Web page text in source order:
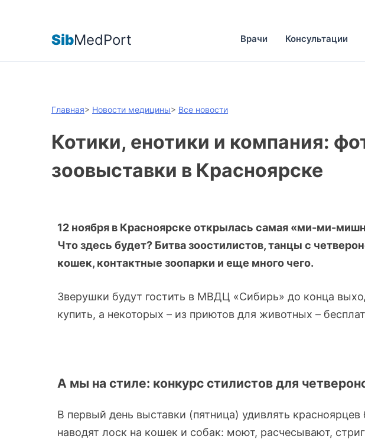
SibMedPort Врачи Консультации
Главная> Новости медицины> Все новости
Котики, енотики и компания:
зоовыставки в Красноярске
12 ноября в Красноярске открылась самая «ми-ми-
Что здесь будет? Битва зоостилистов, танцы с
кошек, контактные зоопарки и еще много чего.
Зверушки будут гостить в МВДЦ «Сибирь» до конца
купить, а некоторых – из приютов для животных –
А мы на стиле: конкурс стилистов для
В первый день выставки (пятница) удивлять
наводят лоск на кошек и собак: моют, расчесывают,